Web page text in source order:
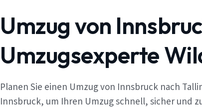
Umzug von
Umzugsexperte
Planen Sie einen Umzug von Innsbruck nach
Innsbruck, um Ihren Umzug schnell, sicher und